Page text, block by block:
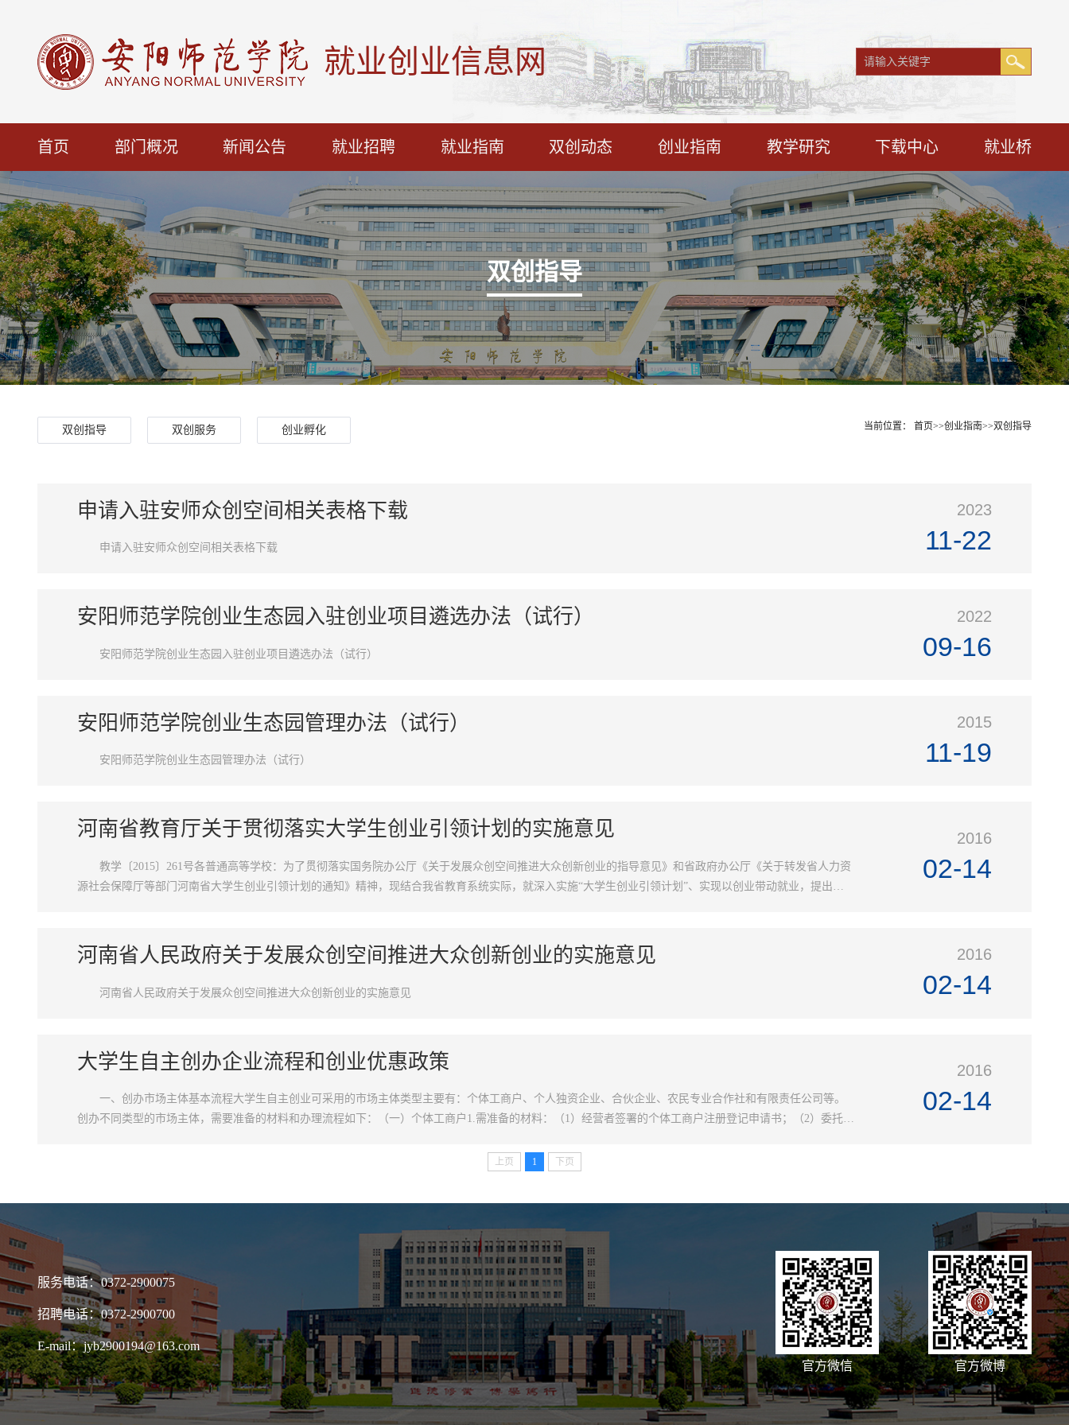
就业创业信息网
首页 部门概况 新闻公告 就业招聘 就业指南 双创动态 创业指南 教学研究 下载中心 就业桥
双创指导
双创指导 双创服务 创业孵化 当前位置： 首页>>创业指南>>双创指导
申请入驻安师众创空间相关表格下载
申请入驻安师众创空间相关表格下载
2023
11-22
安阳师范学院创业生态园入驻创业项目遴选办法（试行）
安阳师范学院创业生态园入驻创业项目遴选办法（试行）
2022
09-16
安阳师范学院创业生态园管理办法（试行）
安阳师范学院创业生态园管理办法（试行）
2015
11-19
河南省教育厅关于贯彻落实大学生创业引领计划的实施意见
教学〔2015〕261号各普通高等学校：为了贯彻落实国务院办公厅《关于发展众创空间推进大众创新创业的指导意见》和省政府办公厅《关于转发省人力资
源社会保障厅等部门河南省大学生创业引领计划的通知》精神，现结合我省教育系统实际，就深入实施“大学生创业引领计划”、实现以创业带动就业，提出如
2016
02-14
河南省人民政府关于发展众创空间推进大众创新创业的实施意见
河南省人民政府关于发展众创空间推进大众创新创业的实施意见
2016
02-14
大学生自主创办企业流程和创业优惠政策
一、创办市场主体基本流程大学生自主创业可采用的市场主体类型主要有：个体工商户、个人独资企业、合伙企业、农民专业合作社和有限责任公司等。
创办不同类型的市场主体，需要准备的材料和办理流程如下：（一）个体工商户1.需准备的材料：（1）经营者签署的个体工商户注册登记申请书；（2）委托代
2016
02-14
上页 1 下页
服务电话：0372-2900075
招聘电话：0372-2900700
E-mail：jyb2900194@163.com
官方微信
官方微博